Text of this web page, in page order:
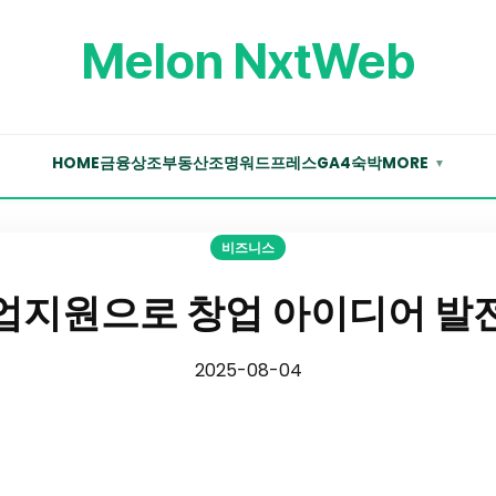
Melon NxtWeb
HOME금융상조부동산조명워드프레스GA4숙박MORE ▼
비즈니스
지원으로 창업 아이디어 발
2025-08-04